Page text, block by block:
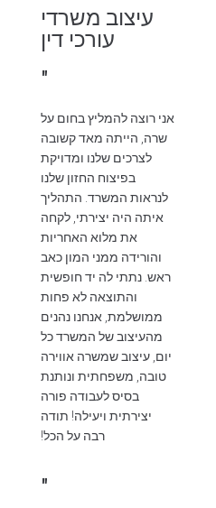
עיצוב משרדי
עורכי דין
"
אני רוצה להמליץ בחום על
שרה, הייתה מאד קשובה
לצרכים שלנו ומדויקת
בפיצוח החזון שלנו
לנראות המשרד. התהליך
איתה היה יצירתי, לקחה
את מלוא האחריות
והורידה ממני המון כאב
ראש. נתתי לה יד חופשית
והתוצאה לא פחות
ממושלמת, אנחנו נהנים
מהעיצוב של המשרד כל
יום, עיצוב שמשרה אווירה
טובה, משפחתית ונותנת
בסיס לעבודה פורה
יצירתית ויעילה! תודה
רבה על הכל!
"